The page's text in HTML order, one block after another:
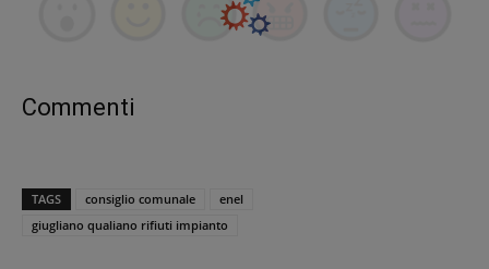
Commenti
TAGS consiglio comunale
enel
giugliano qualiano rifiuti impianto